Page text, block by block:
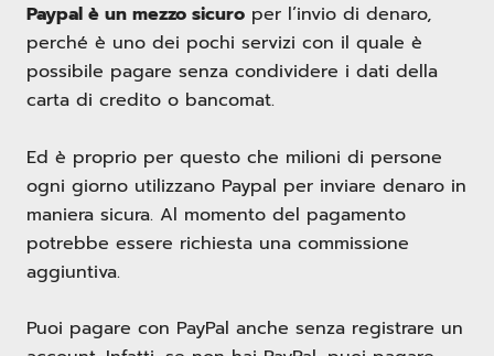
Paypal è un mezzo sicuro per l’invio di denaro,
perché è uno dei pochi servizi con il quale è
possibile pagare senza condividere i dati della
carta di credito o bancomat.
Ed è proprio per questo che milioni di persone
ogni giorno utilizzano Paypal per inviare denaro in
maniera sicura. Al momento del pagamento
potrebbe essere richiesta una commissione
aggiuntiva.
Puoi pagare con PayPal anche senza registrare un